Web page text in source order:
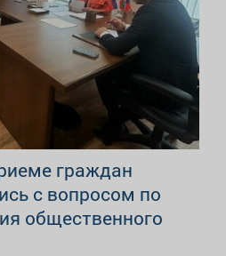
граждан
с вопросом по
общественного